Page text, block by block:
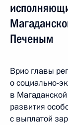
Печеным
Врио главы
о социально-
в
развития
с выплатой